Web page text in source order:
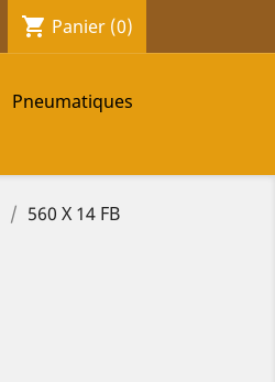
shopping_cart Panier (0)
Pneumatiques
560 X 14 FB